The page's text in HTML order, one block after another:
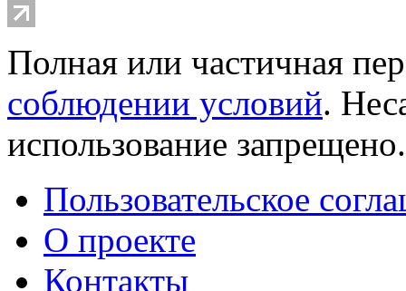
Полная или частичная
соблюдении условий.
использование
Пользовательское
О проекте
Контакты